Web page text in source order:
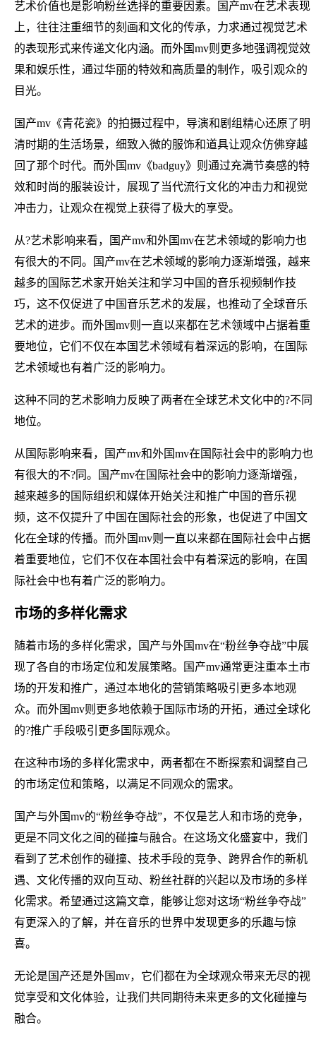
艺术价值也是影响粉丝选择的重要因素。国产mv在艺术表现
上，往往注重细节的刻画和文化的传承，力求通过视觉艺术
的表现形式来传递文化内涵。而外国mv则更多地强调视觉效
果和娱乐性，通过华丽的特效和高质量的制作，吸引观众的
目光。
国产mv《青花瓷》的拍摄过程中，导演和剧组精心还原了明
清时期的生活场景，细致入微的服饰和道具让观众仿佛穿越
回了那个时代。而外国mv《badguy》则通过充满节奏感的特
效和时尚的服装设计，展现了当代流行文化的冲击力和视觉
冲击力，让观众在视觉上获得了极大的享受。
从?艺术影响来看，国产mv和外国mv在艺术领域的影响力也
有很大的不同。国产mv在艺术领域的影响力逐渐增强，越来
越多的国际艺术家开始关注和学习中国的音乐视频制作技
巧，这不仅促进了中国音乐艺术的发展，也推动了全球音乐
艺术的进步。而外国mv则一直以来都在艺术领域中占据着重
要地位，它们不仅在本国艺术领域有着深远的影响，在国际
艺术领域也有着广泛的影响力。
这种不同的艺术影响力反映了两者在全球艺术文化中的?不同
地位。
从国际影响来看，国产mv和外国mv在国际社会中的影响力也
有很大的不?同。国产mv在国际社会中的影响力逐渐增强，
越来越多的国际组织和媒体开始关注和推广中国的音乐视
频，这不仅提升了中国在国际社会的形象，也促进了中国文
化在全球的传播。而外国mv则一直以来都在国际社会中占据
着重要地位，它们不仅在本国社会中有着深远的影响，在国
际社会中也有着广泛的影响力。
市场的多样化需求
随着市场的多样化需求，国产与外国mv在“粉丝争夺战”中展
现了各自的市场定位和发展策略。国产mv通常更注重本土市
场的开发和推广，通过本地化的营销策略吸引更多本地观
众。而外国mv则更多地依赖于国际市场的开拓，通过全球化
的?推广手段吸引更多国际观众。
在这种市场的多样化需求中，两者都在不断探索和调整自己
的市场定位和策略，以满足不同观众的需求。
国产与外国mv的“粉丝争夺战”，不仅是艺人和市场的竞争，
更是不同文化之间的碰撞与融合。在这场文化盛宴中，我们
看到了艺术创作的碰撞、技术手段的竞争、跨界合作的新机
遇、文化传播的双向互动、粉丝社群的兴起以及市场的多样
化需求。希望通过这篇文章，能够让您对这场“粉丝争夺战”
有更深入的了解，并在音乐的世界中发现更多的乐趣与惊
喜。
无论是国产还是外国mv，它们都在为全球观众带来无尽的视
觉享受和文化体验，让我们共同期待未来更多的文化碰撞与
融合。